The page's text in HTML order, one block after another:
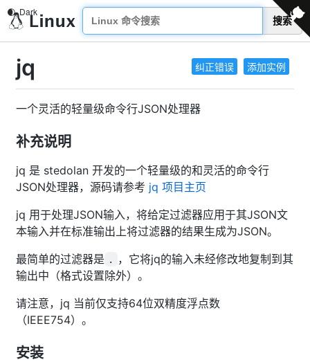
搜索
纠正错误 添加实例
jq
一个灵活的轻量级命令行JSON处理器
补充说明
jq 是 stedolan 开发的一个轻量级的和灵活的命令行
JSON处理器，源码请参考 jq 项目主页
jq 用于处理JSON输入，将给定过滤器应用于其JSON文
本输入并在标准输出上将过滤器的结果生成为JSON。
最简单的过滤器是 .
，它将jq的输入未经修改地复制到其
输出中（格式设置除外）。
请注意，jq 当前仅支持64位双精度浮点数
（IEEE754）。
安装